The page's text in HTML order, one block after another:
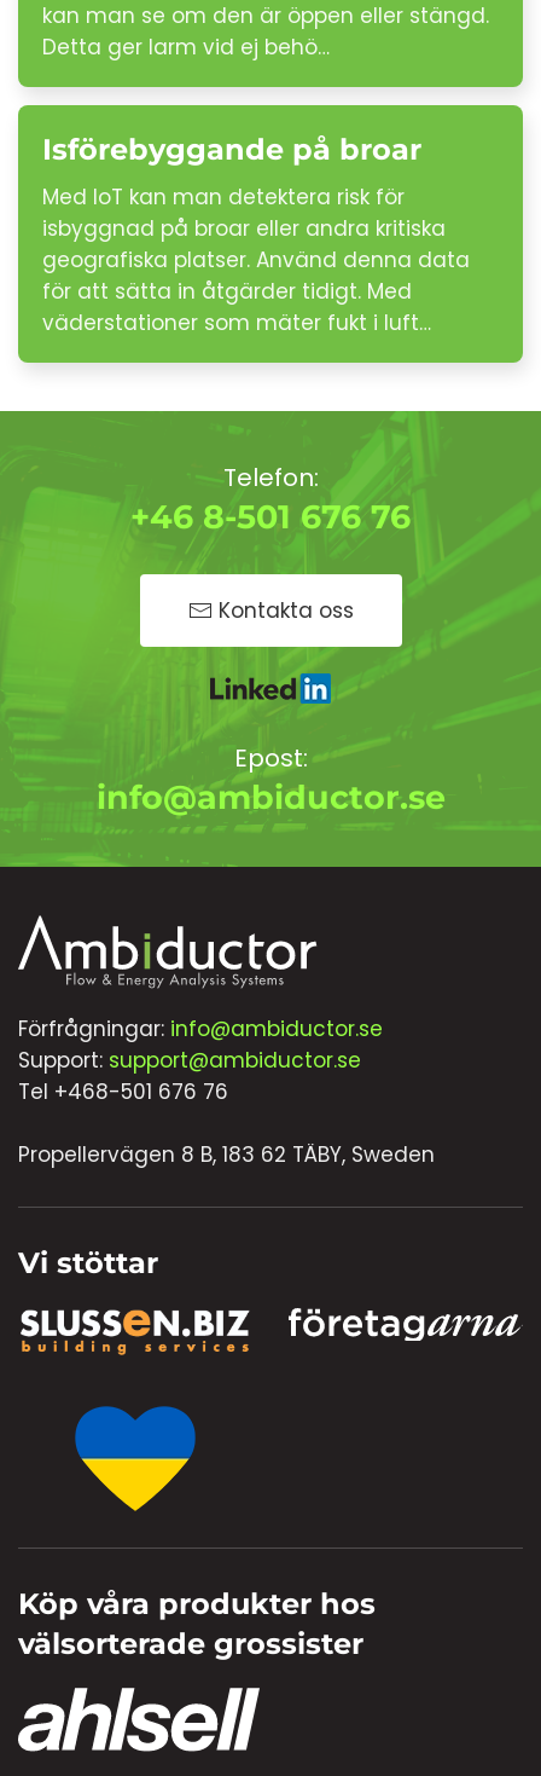
kan man se om den är öppen eller stängd.
Detta ger larm vid ej behö…
Isförebyggande på broar
Med IoT kan man detektera risk för
isbyggnad på broar eller andra kritiska
geografiska platser. Använd denna data
för att sätta in åtgärder tidigt. Med
väderstationer som mäter fukt i luft…
Telefon:
+46 8-501 676 76
Kontakta oss
Epost:
info@ambiductor.se
Förfrågningar: info@ambiductor.se
Support: support@ambiductor.se
Tel +468-501 676 76
Propellervägen 8 B, 183 62 TÄBY, Sweden
Vi stöttar
Köp våra produkter hos
välsorterade grossister